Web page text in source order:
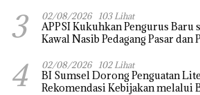
3 02/08/2026 103 Lihat
APPSI Kukuhkan Pengurus Baru
Kawal Nasib Pedagang Pasar dan
4 02/08/2026 102 Lihat
BI Sumsel Dorong Penguatan
Rekomendasi Kebijakan melalui